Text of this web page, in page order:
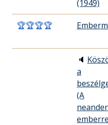
(1949)
🏆🏆🏆🏆
🔈
a
(A